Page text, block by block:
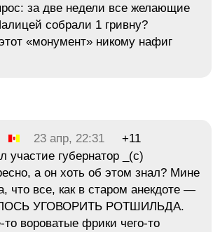
за две недели все желающие
собрали 1 гривну?
«монумент» никому нафиг
23 апр, 22:31
+11
участие губернатор _(с)
а он хоть об этом знал? Мине
что все, как в старом анекдоте —
УГОВОРИТЬ РОТШИЛЬДА.
то вороватые фрики чего-то